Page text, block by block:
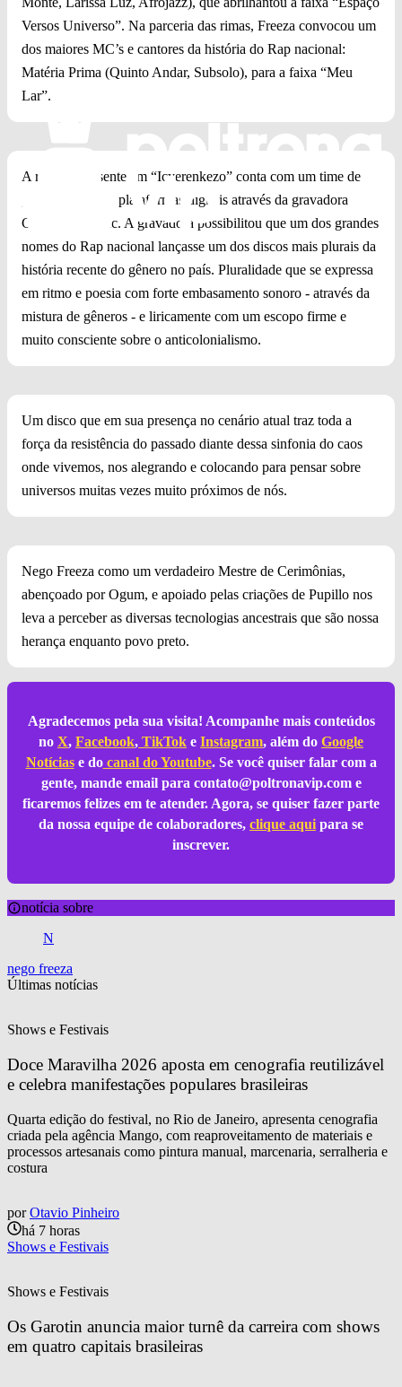
Versos Universo”. Na parceria das rimas, Freeza convocou um
dos maiores MC’s e cantores da história do Rap nacional:
Matéria Prima (Quinto Andar, Subsolo), para a faixa “Meu
Lar”.
A riqueza presente em “Icyerenkezo” conta com um time de
ponta e chega às plataformas digitais através da gravadora
Cachoeira Music. A gravadora possibilitou que um dos grandes
nomes do Rap nacional lançasse um dos discos mais plurais da
história recente do gênero no país. Pluralidade que se expressa
em ritmo e poesia com forte embasamento sonoro - através da
mistura de gêneros - e liricamente com um escopo firme e
muito consciente sobre o anticolonialismo.
Um disco que em sua presença no cenário atual traz toda a
força da resistência do passado diante dessa sinfonia do caos
onde vivemos, nos alegrando e colocando para pensar sobre
universos muitas vezes muito próximos de nós.
Nego Freeza como um verdadeiro Mestre de Cerimônias,
abençoado por Ogum, e apoiado pelas criações de Pupillo nos
leva a perceber as diversas tecnologias ancestrais que são nossa
herança enquanto povo preto.
Agradecemos pela sua visita! Acompanhe mais conteúdos
no X, Facebook, TikTok e Instagram, além do Google
Notíciase docanal do Youtube. Se você quiser falar com a
gente, mande email para contato@poltronavip.come
ficaremos felizes em te atender. Agora, se quiser fazer parte
da nossa equipe de colaboradores, clique aqui para se
inscrever.
notícia sobre
N
nego freeza
Últimas notícias
Shows e Festivais
Doce Maravilha 2026 aposta em cenografia reutilizável
e celebra manifestações populares brasileiras
Quarta edição do festival, no Rio de Janeiro, apresenta cenografia
criada pela agência Mango, com reaproveitamento de materiais e
processos artesanais como pintura manual, marcenaria, serralheria e
costura
por Otavio Pinheiro
há 7 horas
Shows e Festivais
Shows e Festivais
Os Garotin anuncia maior turnê da carreira com shows
em quatro capitais brasileiras